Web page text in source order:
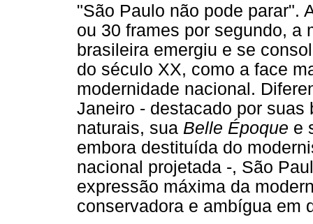
"São Paulo não pode parar".
ou 30 frames por segundo, a
brasileira emergiu e se
do século XX, como a face
modernidade nacional.
Janeiro - destacado por suas
naturais, sua Belle Époque e
embora destituída do
nacional projetada -, São
expressão máxima da
conservadora e ambígua em